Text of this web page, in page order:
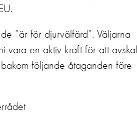
de ”är för djurvälfärd”. Väljarna
vara en aktiv kraft för att
följande åtaganden före